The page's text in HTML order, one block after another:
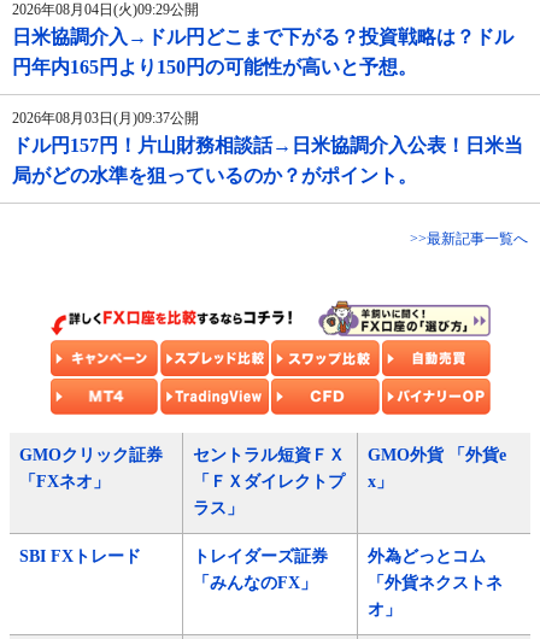
2026年08月04日(火)09:29公開
日米協調介入→ドル円どこまで下がる？投資戦略は？ドル
円年内165円より150円の可能性が高いと予想。
2026年08月03日(月)09:37公開
ドル円157円！片山財務相談話→日米協調介入公表！日米当
局がどの水準を狙っているのか？がポイント。
>>最新記事一覧へ
GMOクリック証券
「FXネオ」
セントラル短資ＦＸ
「ＦＸダイレクトプ
ラス」
GMO外貨 「外貨e
x」
SBI FXトレード
トレイダーズ証券
「みんなのFX」
外為どっとコム
「外貨ネクストネ
オ」